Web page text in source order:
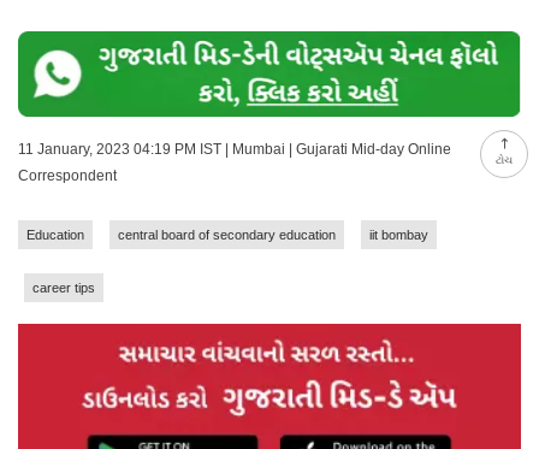
ટોચ
11 January, 2023 04:19 PM IST | Mumbai | Gujarati Mid-day Online
Correspondent
Education central board of secondary education iit bombay
career tips